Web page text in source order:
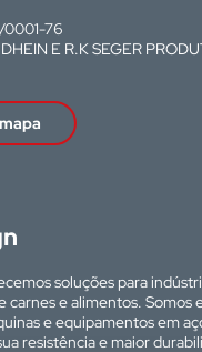
0001-76
E R.K SEGER
soluções para
carnes e alimentos. Somos
e equipamentos em
resistência e maior